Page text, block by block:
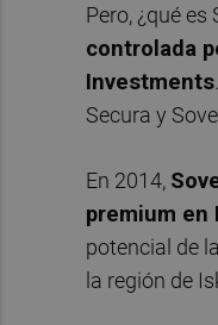
Pero, ¿qué es
controlada
Investments
Secura y
En 2014,
premium en
potencial de
la región de